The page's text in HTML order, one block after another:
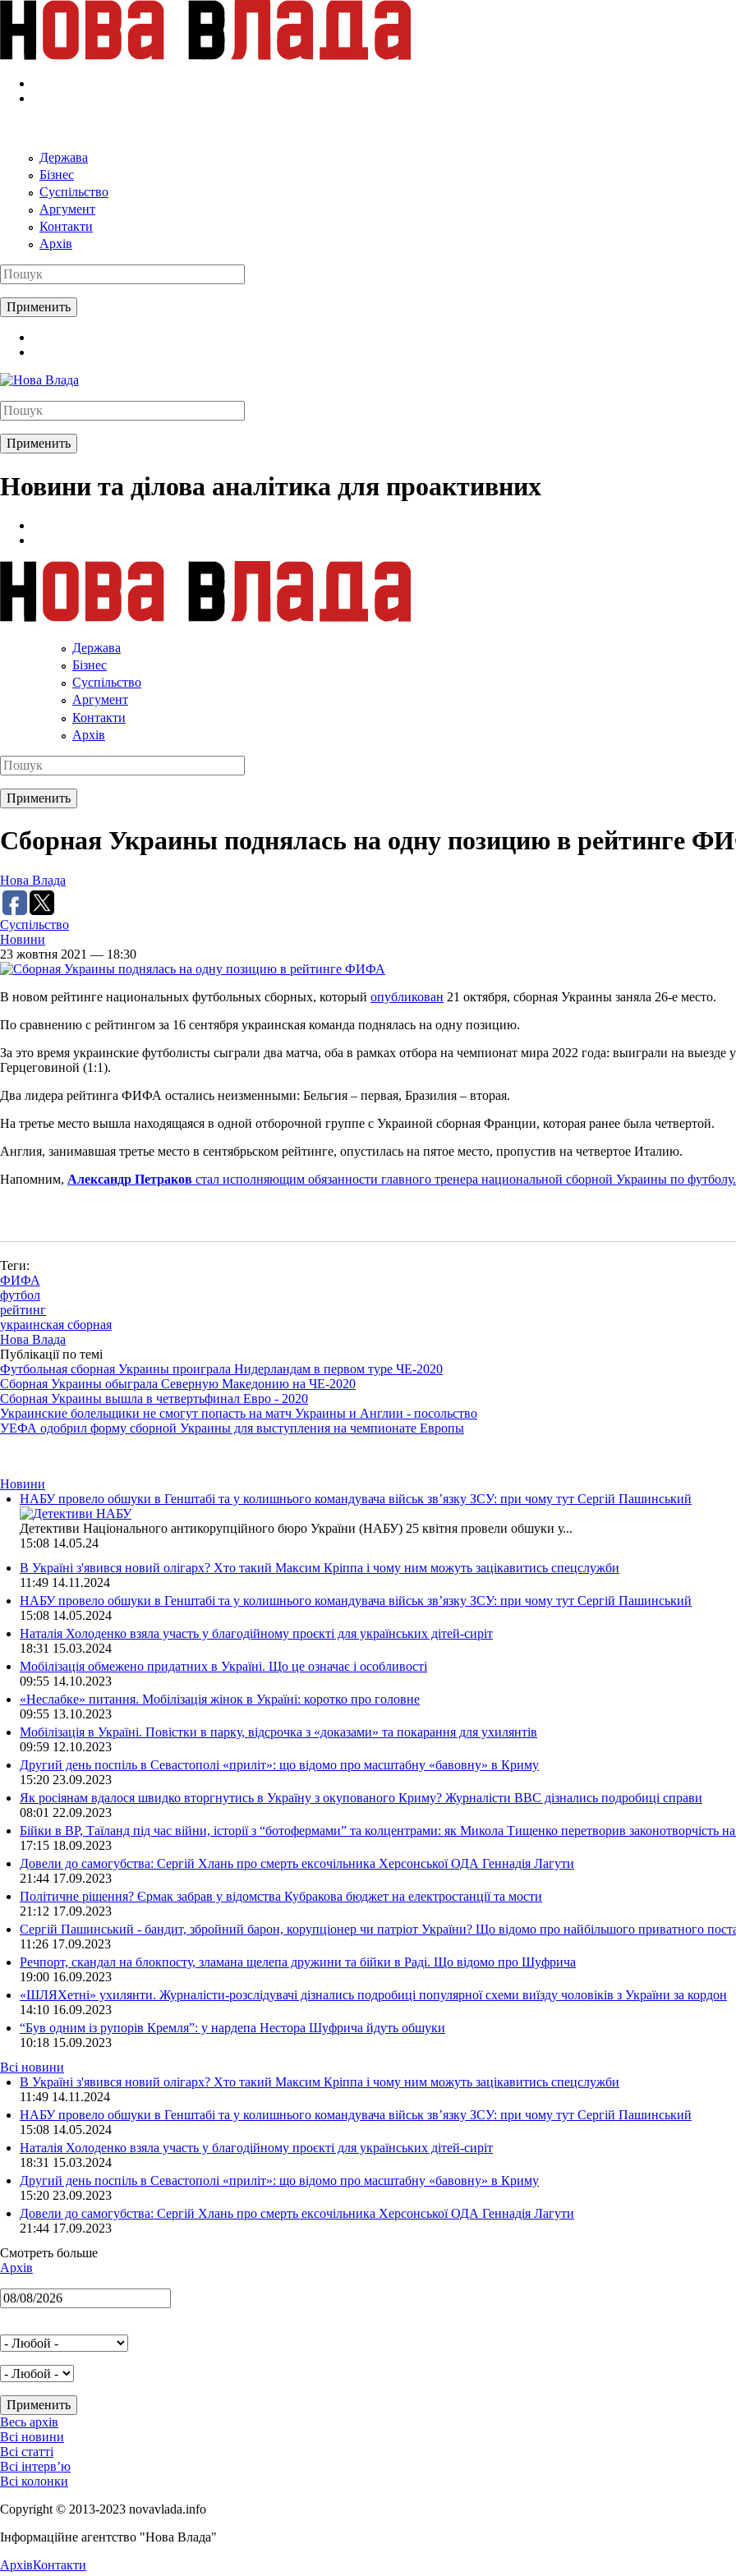
Перейти к основному содержанию
Держава
Бізнес
Суспільство
Аргумент
Контакти
Архів
Новини та ділова аналітика для проактивних
Держава
Бізнес
Суспільство
Аргумент
Контакти
Архів
Сборная Украины поднялась на одну позицию в рейтинге
Нова Влада
Суспільство
Новини
23 жовтня 2021 — 18:30
В новом рейтинге национальных футбольных сборных, который опубликован 21 октября, сборная Украины заняла 26-е место.
По сравнению с рейтингом за 16 сентября украинская команда поднялась на одну позицию.
За это время украинские футболисты сыграли два матча, оба в рамках отбора на чемпионат мира 2022 года: выиграли на
Герцеговиной (1:1).
Два лидера рейтинга ФИФА остались неизменными: Бельгия – первая, Бразилия – вторая.
На третье место вышла находящаяся в одной отборочной группе с Украиной сборная Франции, которая ранее была четвертой.
Англия, занимавшая третье место в сентябрьском рейтинге, опустилась на пятое место, пропустив на четвертое Италию.
Напомним, Александр Петраков стал исполняющим обязанности главного тренера национальной сборной Украины по футболу.
Теги:
ФИФА
футбол
рейтинг
украинская сборная
Нова Влада
Публікації по темі
Футбольная сборная Украины проиграла Нидерландам в первом туре ЧЕ-2020
Сборная Украины обыграла Северную Македонию на ЧЕ-2020
Сборная Украины вышла в четвертьфинал Евро - 2020
Украинские болельщики не смогут попасть на матч Украины и Англии - посольство
УЕФА одобрил форму сборной Украины для выступления на чемпионате Европы
Новини
НАБУ провело обшуки в Генштабі та у колишнього командувача військ зв’язку ЗСУ: при чому тут Сергій Пашинський
Детективи Національного антикорупційного бюро України (НАБУ) 25 квітня провели обшуки у...
15:08 14.05.24
В Україні з'явився новий олігарх? Хто такий Максим Кріппа і чому ним можуть зацікавитись спецслужби
11:49 14.11.2024
НАБУ провело обшуки в Генштабі та у колишнього командувача військ зв’язку ЗСУ: при чому тут Сергій Пашинський
15:08 14.05.2024
Наталія Холоденко взяла участь у благодійному проєкті для українських дітей-сиріт
18:31 15.03.2024
Мобілізація обмежено придатних в Україні. Що це означає і особливості
09:55 14.10.2023
«Неслабке» питання. Мобілізація жінок в Україні: коротко про головне
09:55 13.10.2023
Мобілізація в Україні. Повістки в парку, відсрочка з «доказами» та покарання для ухилянтів
09:59 12.10.2023
Другий день поспіль в Севастополі «приліт»: що відомо про масштабну «бавовну» в Криму
15:20 23.09.2023
Як росіянам вдалося швидко вторгнутись в Україну з окупованого Криму? Журналісти ВВС дізнались подробиці справи
08:01 22.09.2023
Бійки в ВР, Таїланд під час війни, історії з “ботофермами” та колцентрами: як Микола Тищенко перетворив законотворчість на
17:15 18.09.2023
Довели до самогубства: Сергій Хлань про смерть ексочільника Херсонської ОДА Геннадія Лагути
21:44 17.09.2023
Політичне рішення? Єрмак забрав у відомства Кубракова бюджет на електростанції та мости
21:12 17.09.2023
Сергій Пашинський - бандит, збройний барон, корупціонер чи патріот України? Що відомо про найбільшого приватного
11:26 17.09.2023
Речпорт, скандал на блокпосту, зламана щелепа дружини та бійки в Раді. Що відомо про Шуфрича
19:00 16.09.2023
«ШЛЯХетні» ухилянти. Журналісти-розслідувачі дізнались подробиці популярної схеми виїзду чоловіків з України за кордон
14:10 16.09.2023
“Був одним із рупорів Кремля”: у нардепа Нестора Шуфрича йдуть обшуки
10:18 15.09.2023
Всі новини
В Україні з'явився новий олігарх? Хто такий Максим Кріппа і чому ним можуть зацікавитись спецслужби
11:49 14.11.2024
НАБУ провело обшуки в Генштабі та у колишнього командувача військ зв’язку ЗСУ: при чому тут Сергій Пашинський
15:08 14.05.2024
Наталія Холоденко взяла участь у благодійному проєкті для українських дітей-сиріт
18:31 15.03.2024
Другий день поспіль в Севастополі «приліт»: що відомо про масштабну «бавовну» в Криму
15:20 23.09.2023
Довели до самогубства: Сергій Хлань про смерть ексочільника Херсонської ОДА Геннадія Лагути
21:44 17.09.2023
Смотреть больше
Архів
Весь архів
Всі новини
Всі статті
Всі інтерв’ю
Всі колонки
Copyright © 2013-2023 novavlada.info
Інформаційне агентство "Нова Влада"
АрхівКонтакти